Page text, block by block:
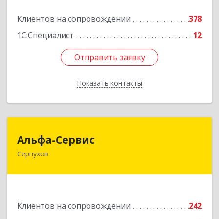
Клиентов на сопровождении
378
1С:Специалист
12
Отправить заявку
Показать контакты
Отправить заявку
Назад
Альфа-Сервис
Серпухов
Клиентов на сопровождении
242